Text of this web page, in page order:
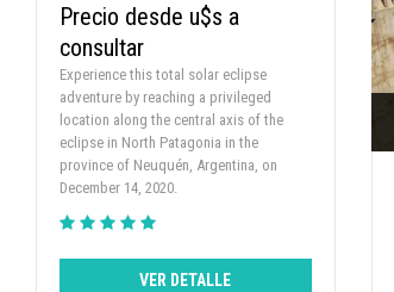
Precio desde u$s a
consultar
Experience this total solar eclipse
adventure by reaching a privileged
location along the central axis of the
eclipse in North Patagonia in the
province of Neuquén, Argentina, on
December 14, 2020.
VER DETALLE